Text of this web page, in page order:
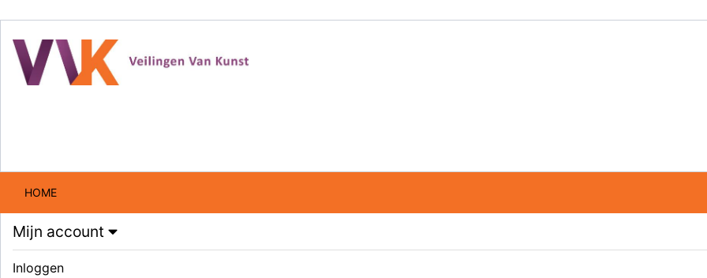
HOME
Mijn account
Inloggen